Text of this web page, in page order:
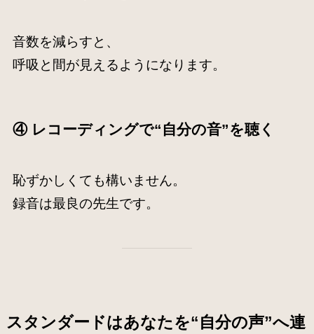
音数を減らすと、
呼吸と間が見えるようになります。
④ レコーディングで“自分の音”を聴く
恥ずかしくても構いません。
録音は最良の先生です。
スタンダードはあなたを“自分の声”へ連